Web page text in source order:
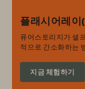
플래시어레
퓨어스토리지가 셀
적으로 간소화하는
지금 체험하기